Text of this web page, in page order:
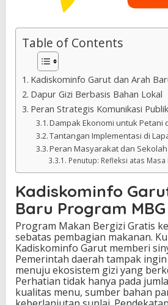
Table of Contents
Kadiskominfo Garut dan Arah
Dapur Gizi Berbasis Bahan Lokal
Peran Strategis Komunikasi Publik
Dampak Ekonomi untuk Petani
Tantangan Implementasi di
Peran Masyarakat dan Sekolah
Penutup: Refleksi atas
Kadiskominfo
Baru Program MBG
Program Makan Bergizi Gratis
sebatas pembagian makanan.
Kadiskominfo Garut memberi
Pemerintah daerah tampak
menuju ekosistem gizi yang
Perhatian tidak hanya pada
kualitas menu, sumber bahan